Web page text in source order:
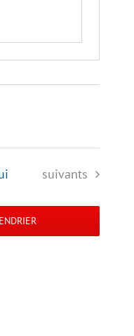
Évènements
suivants